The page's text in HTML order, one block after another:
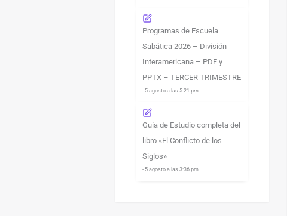
Programas de Escuela
Sabática 2026 – División
Interamericana – PDF y
PPTX – TERCER TRIMESTRE
- 5 agosto a las 5:21 pm
Guía de Estudio completa del
libro «El Conflicto de los
Siglos»
- 5 agosto a las 3:36 pm